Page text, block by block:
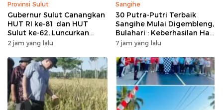
Provinsi Sulut
Gubernur Sulut Canangkan
HUT RI ke-81 dan HUT
Sulut ke-62, Luncurkan
Program Keringanan Pajak
Kelapa
2 jam yang lalu
Sangihe
30 Putra-Putri Terbaik
Sangihe Mulai Digembleng,
Bulahari : Keberhasilan Hari
Ini Bukan Garis Akhir Tapi
7 jam yang lalu